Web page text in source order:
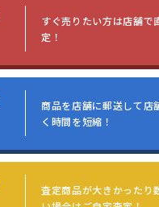
すぐ売りたい方は店舗で
定！
商品を店舗に郵送して店
く時間を短縮！
査定商品が大きかったり